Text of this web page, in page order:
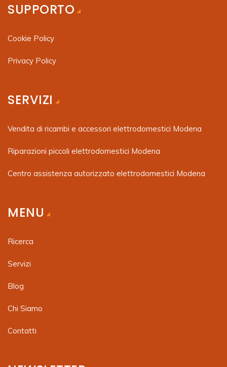
SUPPORTO
Cookie Policy
Privacy Policy
SERVIZI
Vendita di ricambi e accessori elettrodomestici Modena
Riparazioni piccoli elettrodomestici Modena
Centro assistenza autorizzato elettrodomestici Modena
MENU
Ricerca
Servizi
Blog
Chi Siamo
Contatti